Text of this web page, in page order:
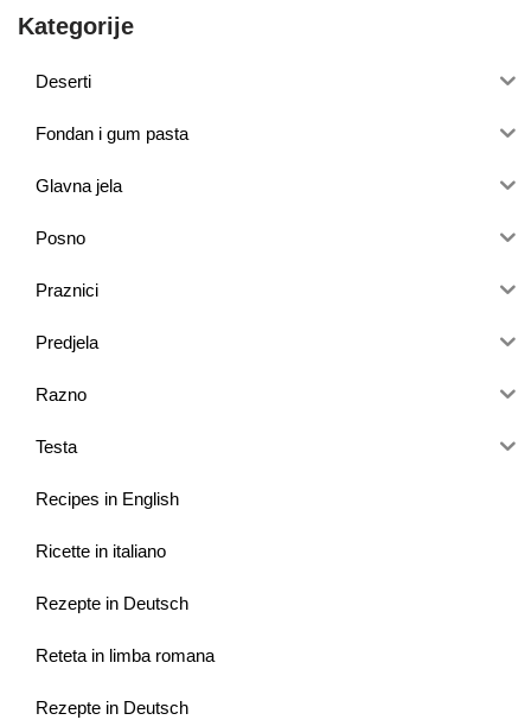
Kategorije
Deserti
Fondan i gum pasta
Glavna jela
Posno
Praznici
Predjela
Razno
Testa
Recipes in English
Ricette in italiano
Rezepte in Deutsch
Reteta in limba romana
Rezepte in Deutsch